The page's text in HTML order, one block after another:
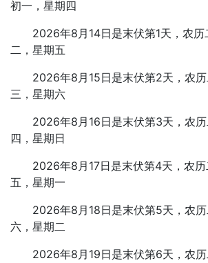
初一，星期四
2026年8月14日是末伏第1天，农历
二，星期五
2026年8月15日是末伏第2天，农
三，星期六
2026年8月16日是末伏第3天，农
四，星期日
2026年8月17日是末伏第4天，农
五，星期一
2026年8月18日是末伏第5天，农
六，星期二
2026年8月19日是末伏第6天，农